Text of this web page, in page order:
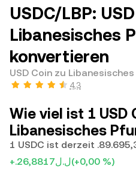
USDC/LBP:
Libanesisches
konvertieren
USD Coin zu
4,3
Wie viel ist 1 USD
Libanesisches
+.ل.ل26,8817(+0,00 %)